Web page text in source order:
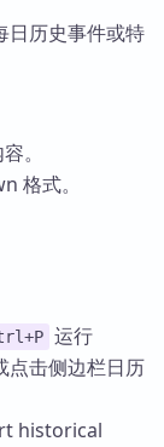
日历史事件或特
。
格式。
运行
击侧边栏日历
historical